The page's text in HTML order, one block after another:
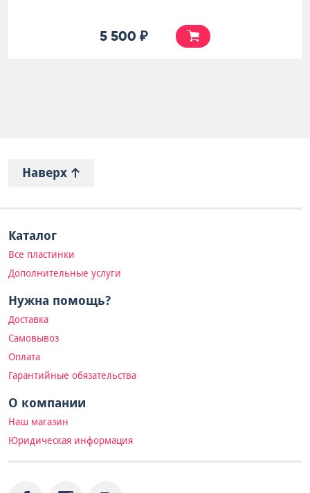
5 500 ₽
Наверх
Каталог
Все пластинки
Дополнительные услуги
Нужна помощь?
Доставка
Самовывоз
Оплата
Гарантийные обязательства
О компании
Наш магазин
Юридическая информация